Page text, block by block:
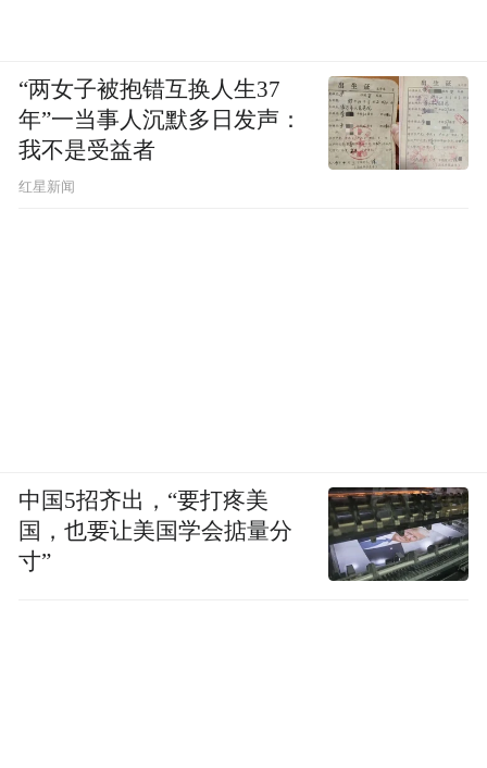
“两女子被抱错互换人生37
年”一当事人沉默多日发声：
我不是受益者
红星新闻
中国5招齐出，“要打疼美
国，也要让美国学会掂量分
寸”